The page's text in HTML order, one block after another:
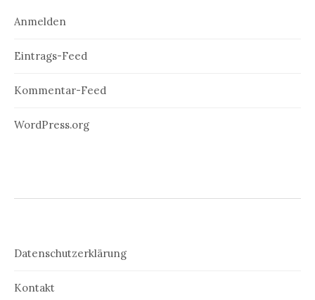
Anmelden
Eintrags-Feed
Kommentar-Feed
WordPress.org
Datenschutzerklärung
Kontakt